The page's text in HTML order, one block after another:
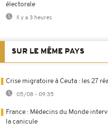
électorale
Il y a 3 heures
SUR LE MÊME PAYS
Crise migratoire à Ceuta : les 27
05/08 - 09:35
France : Médecins du Monde
la canicule